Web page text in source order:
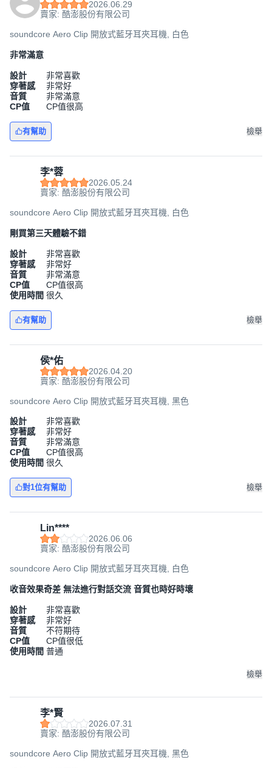
2026.06.29
賣家: 酷澎股份有限公司
soundcore Aero Clip 開放式藍牙耳夾耳機, 白色
非常滿意
設計
非常喜歡
穿著感
非常好
音質
非常滿意
CP值
CP值很高
有幫助 檢舉
李*蓉
2026.05.24
賣家: 酷澎股份有限公司
soundcore Aero Clip 開放式藍牙耳夾耳機, 白色
剛買第三天體驗不錯
設計
非常喜歡
穿著感
非常好
音質
非常滿意
CP值
CP值很高
使用時間 很久
有幫助 檢舉
侯*佑
2026.04.20
賣家: 酷澎股份有限公司
soundcore Aero Clip 開放式藍牙耳夾耳機, 黑色
設計
非常喜歡
穿著感
非常好
音質
非常滿意
CP值
CP值很高
使用時間 很久
對1位有幫助 檢舉
Lin****
2026.06.06
賣家: 酷澎股份有限公司
soundcore Aero Clip 開放式藍牙耳夾耳機, 白色
收音效果奇差 無法進行對話交流 音質也時好時壞
設計
非常喜歡
穿著感
非常好
音質
不符期待
CP值
CP值很低
使用時間 普通
檢舉
李*賢
2026.07.31
賣家: 酷澎股份有限公司
soundcore Aero Clip 開放式藍牙耳夾耳機, 黑色